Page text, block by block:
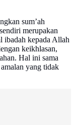
sum’ah
merupakan
ibadah kepada Allah
keikhlasan,
Hal ini sama
yang tidak